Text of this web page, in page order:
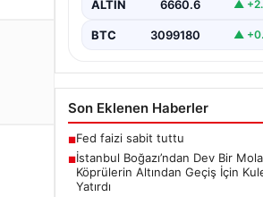
ALTIN 6660.6 ▲
BTC 3099180 ▲
Son Eklenen Haberler
■Fed faizi sabit tuttu
■İstanbul Boğazı’ndan Dev Bir
Köprülerin Altından Geçiş İçin
Yatırdı